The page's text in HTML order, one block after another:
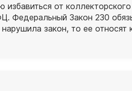
от
Федеральный Закон 230
закон, то ее